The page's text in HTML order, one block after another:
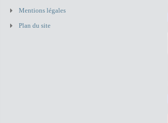
Mentions légales
Plan du site